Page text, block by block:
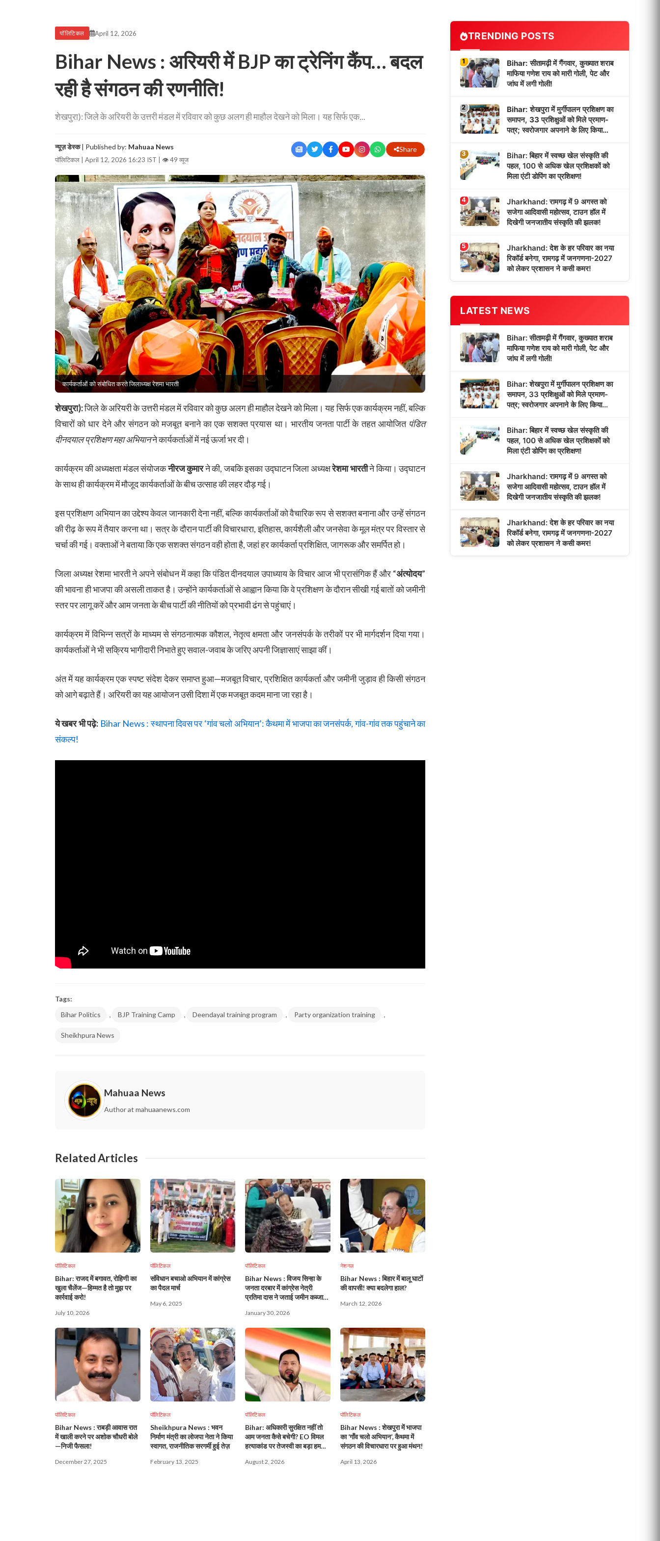
पॉलिटिकल April 12, 2026
Bihar News : अरियरी में BJP का ट्रेनिंग कैंप… बदल
रही है संगठन की रणनीति!
शेखपुरा): जिले के अरियरी के उत्तरी मंडल में रविवार को कुछ अलग ही माहौल देखने को मिला। यह सिर्फ एक...
न्यूज़ डेस्क| Published by: Mahuaa News
पॉलिटिकल | April 12, 2026 16:23 IST | 👁 49 व्यूज
Share
कार्यकर्ताओं को संबोधित करते जिलाध्यक्ष रेशमा भारती
शेखपुरा):जिले के अरियरी के उत्तरी मंडल में रविवार को कुछ अलग ही माहौल देखने को मिला। यह सिर्फ एक कार्यक्रम नहीं, बल्कि
विचारों को धार देने और संगठन को मजबूत बनाने का एक सशक्त प्रयास था। भारतीय जनता पार्टी के तहत आयोजित पंडित
दीनदयाल प्रशिक्षण महा अभियानने कार्यकर्ताओं में नई ऊर्जा भर दी।
कार्यक्रम की अध्यक्षता मंडल संयोजकनीरज कुमारने की, जबकि इसका उद्घाटन जिला अध्यक्षरेशमा भारतीने किया। उद्घाटन
के साथ ही कार्यक्रम में मौजूद कार्यकर्ताओं के बीच उत्साह की लहर दौड़ गई।
इस प्रशिक्षण अभियान का उद्देश्य केवल जानकारी देना नहीं, बल्कि कार्यकर्ताओं को वैचारिक रूप से सशक्त बनाना और उन्हें संगठन
की रीढ़ के रूप में तैयार करना था। सत्र के दौरान पार्टी की विचारधारा, इतिहास, कार्यशैली और जनसेवा के मूल मंत्र पर विस्तार से
चर्चा की गई। वक्ताओं ने बताया कि एक सशक्त संगठन वही होता है, जहां हर कार्यकर्ता प्रशिक्षित, जागरूक और समर्पित हो।
जिला अध्यक्ष रेशमा भारती ने अपने संबोधन में कहा कि पंडित दीनदयाल उपाध्याय के विचार आज भी प्रासंगिक हैं और “अंत्योदय”
की भावना ही भाजपा की असली ताकत है। उन्होंने कार्यकर्ताओं से आह्वान किया कि वे प्रशिक्षण के दौरान सीखी गई बातों को जमीनी
स्तर पर लागू करें और आम जनता के बीच पार्टी की नीतियों को प्रभावी ढंग से पहुंचाएं।
कार्यक्रम में विभिन्न सत्रों के माध्यम से संगठनात्मक कौशल, नेतृत्व क्षमता और जनसंपर्क के तरीकों पर भी मार्गदर्शन दिया गया।
कार्यकर्ताओं ने भी सक्रिय भागीदारी निभाते हुए सवाल-जवाब के जरिए अपनी जिज्ञासाएं साझा कीं।
अंत में यह कार्यक्रम एक स्पष्ट संदेश देकर समाप्त हुआ—मजबूत विचार, प्रशिक्षित कार्यकर्ता और जमीनी जुड़ाव ही किसी संगठन
को आगे बढ़ाते हैं। अरियरी का यह आयोजन उसी दिशा में एक मजबूत कदम माना जा रहा है।
ये खबर भी पढ़े: Bihar News : स्थापना दिवस पर ‘गांव चलो अभियान’: कैथमा में भाजपा का जनसंपर्क, गांव-गांव तक पहुंचाने का
संकल्प!
Tags:
Bihar Politics
, BJP Training Camp , Deendayal training program , Party organization training ,
Sheikhpura News
Mahuaa News
Author at mahuaanews.com
Related Articles
पॉलिटिकल
Bihar: राजद में बगावत, रोहिणी का
खुला चैलेंज—हिम्मत है तो मुझ पर
कार्रवाई करो!
July 10, 2026
पॉलिटिकल
संविधान बचाओ अभियान में कांग्रेस
का पैदल मार्च
May 6, 2025
पॉलिटिकल
Bihar News : विजय सिन्हा के
जनता दरबार में कांग्रेस नेत्री
प्रतिमा दास ने जताई जमीन कब्जा
January 30, 2026
नेशनल
Bihar News : बिहार में बालू घाटों
की वापसी! क्या बदलेगा हाल?
March 12, 2026
पॉलिटिकल
Bihar News : राबड़ी आवास रात
में खाली करने पर अशोक चौधरी बोले
—निजी फैसला!
December 27, 2025
पॉलिटिकल
Sheikhpura News : भवन
निर्माण मंत्री का लोजपा नेता ने किया
स्वागत, राजनीतिक सरगर्मी हुई तेज़
February 13, 2025
पॉलिटिकल
Bihar: अधिकारी सुरक्षित नहीं तो
आम जनता कैसे बचेगी? EO विमल
हत्याकांड पर तेजस्वी का बड़ा हमला,
August 2, 2026
पॉलिटिकल
Bihar News : शेखपुरा में भाजपा
का ‘गाँव चलो अभियान’, कैथमा में
संगठन की विचारधारा पर हुआ मंथन!
April 13, 2026
TRENDING POSTS
1
Bihar: सीतामढ़ी में गैंगवार, कुख्यात शराब
माफिया गणेश राय को मारी गोली, पेट और
जांघ में लगी गोली!
2
Bihar: शेखपुरा में मुर्गीपालन प्रशिक्षण का
समापन, 33 प्रशिक्षुओं को मिले प्रमाण-
पत्र; स्वरोजगार अपनाने के लिए किया
3
Bihar: बिहार में स्वच्छ खेल संस्कृति की
पहल, 100 से अधिक खेल प्रशिक्षकों को
मिला एंटी डोपिंग का प्रशिक्षण!
4
Jharkhand: रामगढ़ में 9 अगस्त को
सजेगा आदिवासी महोत्सव, टाउन हॉल में
दिखेगी जनजातीय संस्कृति की झलक!
5
Jharkhand: देश के हर परिवार का नया
रिकॉर्ड बनेगा, रामगढ़ में जनगणना-2027
को लेकर प्रशासन ने कसी कमर!
LATEST NEWS
Bihar: सीतामढ़ी में गैंगवार, कुख्यात शराब
माफिया गणेश राय को मारी गोली, पेट और
जांघ में लगी गोली!
Bihar: शेखपुरा में मुर्गीपालन प्रशिक्षण का
समापन, 33 प्रशिक्षुओं को मिले प्रमाण-
पत्र; स्वरोजगार अपनाने के लिए किया
Bihar: बिहार में स्वच्छ खेल संस्कृति की
पहल, 100 से अधिक खेल प्रशिक्षकों को
मिला एंटी डोपिंग का प्रशिक्षण!
Jharkhand: रामगढ़ में 9 अगस्त को
सजेगा आदिवासी महोत्सव, टाउन हॉल में
दिखेगी जनजातीय संस्कृति की झलक!
Jharkhand: देश के हर परिवार का नया
रिकॉर्ड बनेगा, रामगढ़ में जनगणना-2027
को लेकर प्रशासन ने कसी कमर!